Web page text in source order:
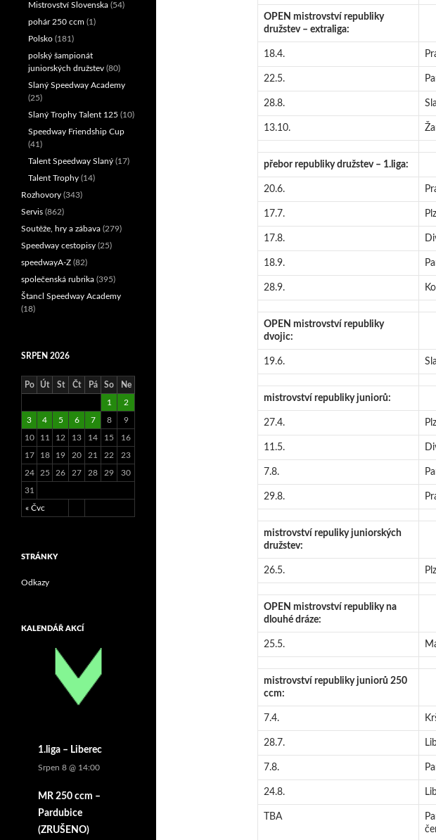
OPEN mistrovství republiky
družstev – extraliga:
18.4.
22.5.
28.8.
13.10.
přebor republiky družstev – 1.liga:
20.6.
17.7.
17.8.
18.9.
28.9.
OPEN mistrovství republiky
dvojic:
19.6.
mistrovství republiky juniorů:
27.4.
11.5.
7.8.
29.8.
mistrovství repuliky juniorských
družstev:
26.5.
OPEN mistrovství republiky na
dlouhé dráze:
25.5.
mistrovství republiky juniorů 250
ccm:
7.4.
28.7.
7.8.
24.8.
TBA
Mistrovství Slovenska (54)
pohár 250 ccm (1)
Polsko (181)
polský šampionát
juniorských družstev (80)
Slaný Speedway Academy
(25)
Slaný Trophy Talent 125 (10)
Speedway Friendship Cup
(41)
Talent Speedway Slaný (17)
Talent Trophy (14)
Rozhovory (343)
Servis (862)
Soutěže, hry a zábava (279)
Speedway cestopisy (25)
speedwayA-Z (82)
společenská rubrika (395)
Štancl Speedway Academy
(18)
SRPEN 2026
Po Út St Čt Pá So Ne
« Čvc
1 2
3 4 5 6 7 8 9
10 11 12 13 14 15 16
17 18 19 20 21 22 23
24 25 26 27 28 29 30
31
STRÁNKY
Odkazy
KALENDÁŘ AKCÍ
1.liga – Liberec
Srpen 8 @ 14:00
MR 250 ccm –
Pardubice
(ZRUŠENO)